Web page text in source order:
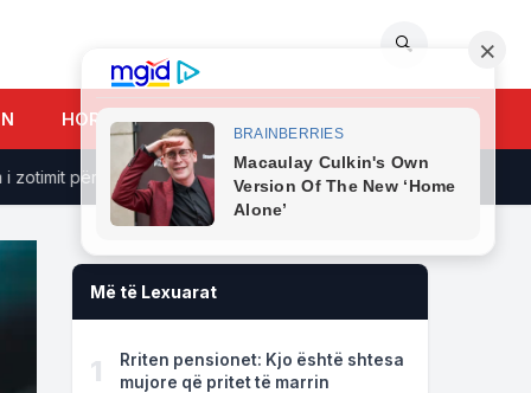
🔍
HOROSKOPI
për t’i shërbyer Kosovës E paparë më përpara,
Më të Lexuarat
1
Rriten pensionet: Kjo është shtesa
mujore që pritet të marrin